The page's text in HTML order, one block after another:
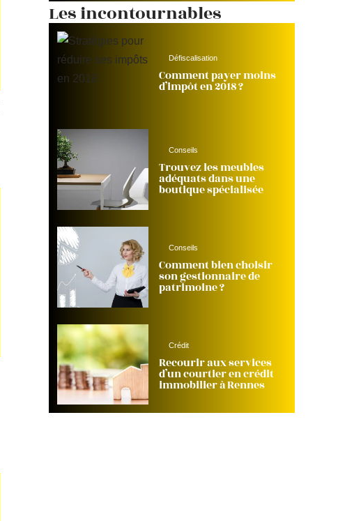
Les incontournables
Défiscalisation
Comment payer moins
d’impôt en 2018 ?
Conseils
Trouvez les meubles
adéquats dans une
boutique spécialisée
Conseils
Comment bien choisir
son gestionnaire de
patrimoine ?
Crédit
Recourir aux services
d’un courtier en crédit
immobilier à Rennes